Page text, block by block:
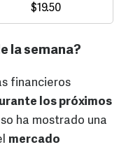
$19.50
la semana?
financieros
los próximos
ha mostrado una
mercado